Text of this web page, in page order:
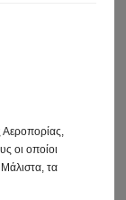
οι οποίοι
τα